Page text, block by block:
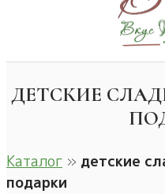
ДЕТСКИЕ
Каталог » детские
подарки